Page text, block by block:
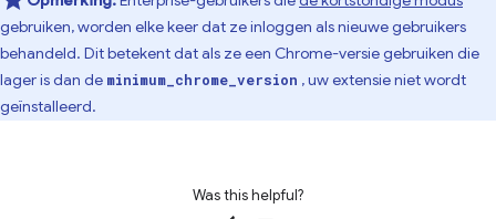
gebruiken, worden elke keer dat ze inloggen als nieuwe gebruikers
behandeld. Dit betekent dat als ze een Chrome-versie gebruiken die
lager is dan de minimum_chrome_version , uw extensie niet wordt
geïnstalleerd.
Was this helpful?